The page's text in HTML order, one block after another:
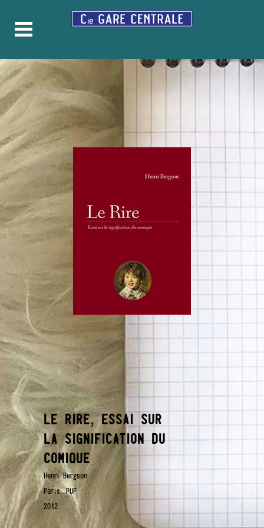
LE RIRE, ESSAI SUR
LA SIGNIFICATION DU
COMIQUE
Henri Bergson
Paris, PUF
2012